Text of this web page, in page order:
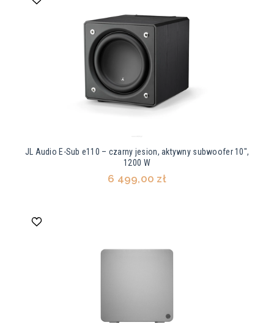
JL Audio E-Sub e110 – czarny jesion, aktywny subwoofer 10",
1200 W
6 499,00 zł